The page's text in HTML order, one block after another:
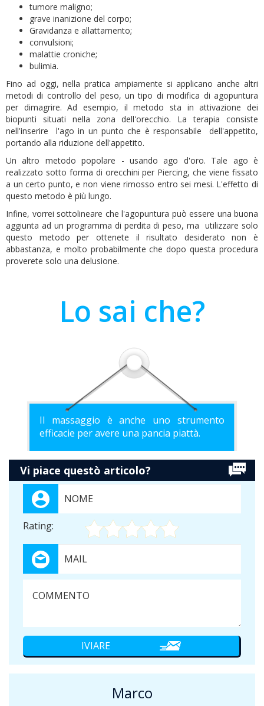
tumore maligno;
grave inanizione del corpo;
Gravidanza e allattamento;
convulsioni;
malattie croniche;
bulimia.
Fino ad oggi, nella pratica ampiamente si applicano anche altri
metodi di controllo del peso, un tipo di modifica di agopuntura
per dimagrire. Ad esempio, il metodo sta in attivazione dei
biopunti situati nella zona dell'orecchio. La terapia consiste
nell'inserire l'ago in un punto che è responsabile dell'appetito,
portando alla riduzione dell'appetito.
Un altro metodo popolare - usando ago d'oro. Tale ago è
realizzato sotto forma di orecchini per Piercing, che viene fissato
a un certo punto, e non viene rimosso entro sei mesi. L'effetto di
questo metodo è più lungo.
Infine, vorrei sottolineare che l'agopuntura può essere una buona
aggiunta ad un programma di perdita di peso, ma utilizzare solo
questo metodo per ottenete il risultato desiderato non è
abbastanza, e molto probabilmente che dopo questa procedura
proverete solo una delusione.
Lo sai che?
Il massaggio è anche uno strumento
efficacie per avere una pancia piattà.
Vi piace questò articolo?
Rating:
Marco